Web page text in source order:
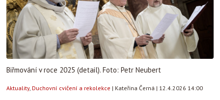
Biřmování v roce 2025 (detail). Foto: Petr Neubert
Aktuality, Duchovní cvičení a rekolekce | Kateřina Černá | 12.4.2026 14:00